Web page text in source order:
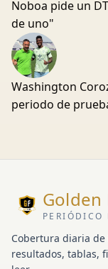
Noboa pide un
de uno"
Washington
periodo de
Golden
PERIÓDICO
Cobertura diaria
resultados, tablas,